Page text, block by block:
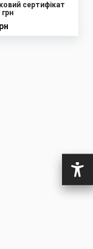
сертифікат